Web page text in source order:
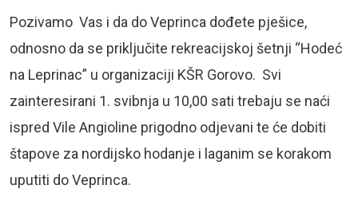
Pozivamo Vas i da do Veprinca dođete pješice,
odnosno da se priključite rekreacijskoj šetnji “Hodeć
na Leprinac” u organizaciji KŠR Gorovo. Svi
zainteresirani 1. svibnja u 10,00 sati trebaju se naći
ispred Vile Angioline prigodno odjevani te će dobiti
štapove za nordijsko hodanje i laganim se korakom
uputiti do Veprinca.